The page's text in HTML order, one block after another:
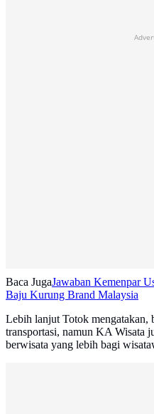
Baca JugaJawaban Kemenpar
Baju Kurung Brand Malaysia
Lebih lanjut Totok mengatakan,
transportasi, namun KA Wisata
berwisata yang lebih bagi